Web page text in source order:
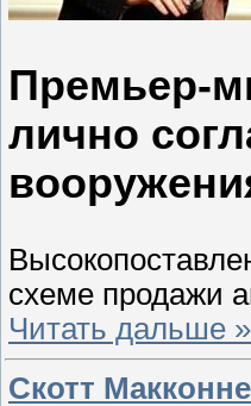
Премьер-
лично
схеме продажи
Читать дальше »
Скотт